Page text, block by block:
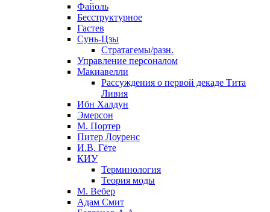
Файоль
Бесструктурное
Гастев
Сунь-Цзы
Стратагемы/разн.
Управление персоналом
Макиавелли
Рассуждения о первой декаде Тита
Ливия
Ибн Халдун
Эмерсон
М. Портер
Питер Лоуренс
И.В. Гёте
КИУ
Терминология
Теория моды
М. Вебер
Адам Смит